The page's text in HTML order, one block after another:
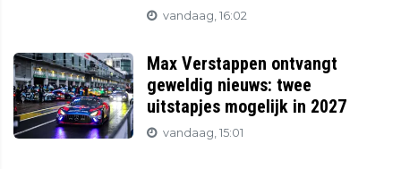
vandaag, 16:02
Max Verstappen ontvangt
geweldig nieuws: twee
uitstapjes mogelijk in 2027
vandaag, 15:01